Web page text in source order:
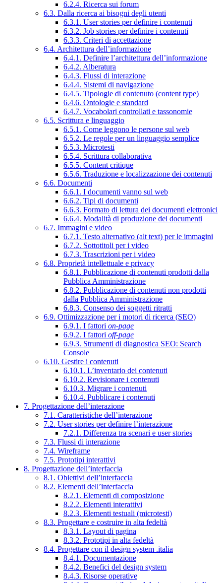
6.2.4. Ricerca sui forum
6.3. Dalla ricerca ai bisogni degli utenti
6.3.1. User stories per definire i contenuti
6.3.2. Job stories per definire i contenuti
6.3.3. Criteri di accettazione
6.4. Architettura dell’informazione
6.4.1. Definire l’architettura dell’informazione
6.4.2. Alberatura
6.4.3. Flussi di interazione
6.4.4. Sistemi di navigazione
6.4.5. Tipologie di contenuto (content type)
6.4.6. Ontologie e standard
6.4.7. Vocabolari controllati e tassonomie
6.5. Scrittura e linguaggio
6.5.1. Come leggono le persone sul web
6.5.2. Le regole per un linguaggio semplice
6.5.3. Microtesti
6.5.4. Scrittura collaborativa
6.5.5. Content critique
6.5.6. Traduzione e localizzazione dei contenuti
6.6. Documenti
6.6.1. I documenti vanno sul web
6.6.2. Tipi di documenti
6.6.3. Formato di lettura dei documenti elettronici
6.6.4. Modalità di produzione dei documenti
6.7. Immagini e video
6.7.1. Testo alternativo (alt text) per le immagini
6.7.2. Sottotitoli per i video
6.7.3. Trascrizioni per i video
6.8. Proprietà intellettuale e privacy
6.8.1. Pubblicazione di contenuti prodotti dalla
Pubblica Amministrazione
6.8.2. Pubblicazione di contenuti non prodotti
dalla Pubblica Amministrazione
6.8.3. Consenso dei soggetti ritratti
6.9. Ottimizzazione per i motori di ricerca (SEO)
6.9.1. I fattori on-page
6.9.2. I fattori off-page
6.9.3. Strumenti di diagnostica SEO: Search
Console
6.10. Gestire i contenuti
6.10.1. L’inventario dei contenuti
6.10.2. Revisionare i contenuti
6.10.3. Migrare i contenuti
6.10.4. Pubblicare i contenuti
7. Progettazione dell’interazione
7.1. Caratteristiche dell’interazione
7.2. User stories per definire l’interazione
7.2.1. Differenza tra scenari e user stories
7.3. Flussi di interazione
7.4. Wireframe
7.5. Prototipi interattivi
8. Progettazione dell’interfaccia
8.1. Obiettivi dell’interfaccia
8.2. Elementi dell’interfaccia
8.2.1. Elementi di composizione
8.2.2. Elementi interattivi
8.2.3. Elementi testuali (microtesti)
8.3. Progettare e costruire in alta fedeltà
8.3.1. Layout di pagina
8.3.2. Prototipi in alta fedeltà
8.4. Progettare con il design system .italia
8.4.1. Documentazione
8.4.2. Benefici del design system
8.4.3. Risorse operative